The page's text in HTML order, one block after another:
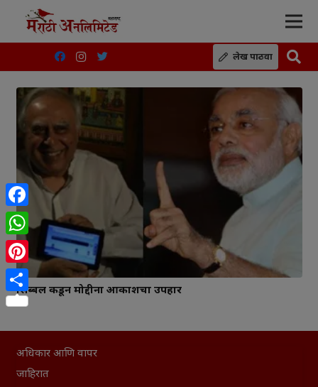
लेख पाठवा
सिब्बल कडून मोद्दीना आकाशचा उपहार
अधिकार आणि वापर
जाहिरात
Facebook
WhatsApp
Pinterest
Share